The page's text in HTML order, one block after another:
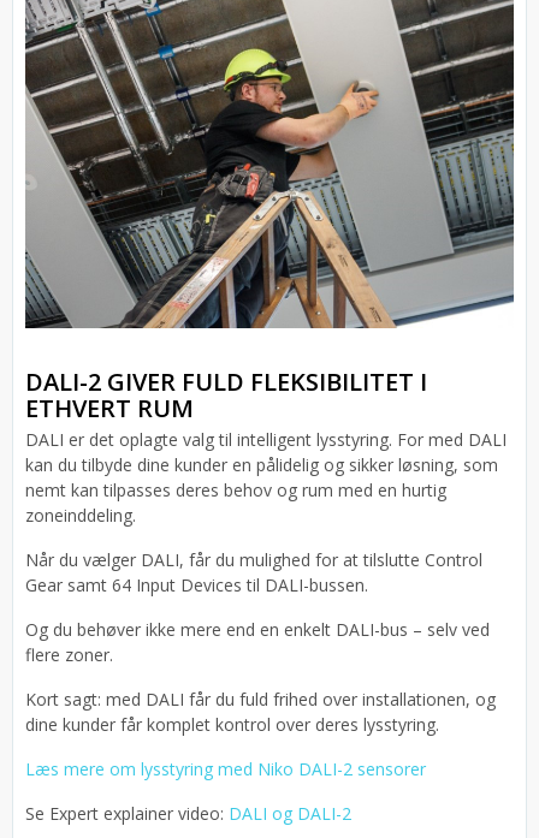
DALI-2 GIVER FULD FLEKSIBILITET I
ETHVERT RUM
DALI er det oplagte valg til intelligent lysstyring. For med DALI
kan du tilbyde dine kunder en pålidelig og sikker løsning, som
nemt kan tilpasses deres behov og rum med en hurtig
zoneinddeling.
Når du vælger DALI, får du mulighed for at tilslutte Control
Gear samt 64 Input Devices til DALI-bussen.
Og du behøver ikke mere end en enkelt DALI-bus – selv ved
flere zoner.
Kort sagt: med DALI får du fuld frihed over installationen, og
dine kunder får komplet kontrol over deres lysstyring.
Læs mere om lysstyring med Niko DALI-2 sensorer
Se Expert explainer video: DALI og DALI-2